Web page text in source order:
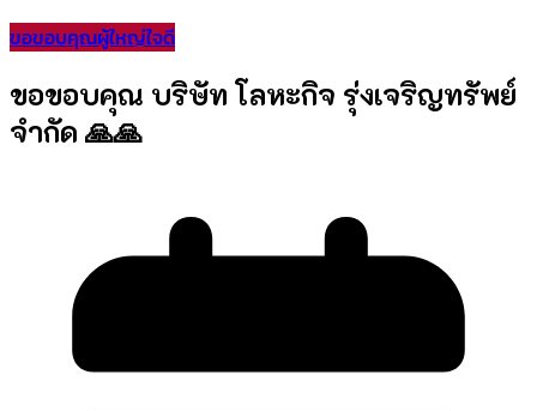
ขอขอบคุณผู้ใหญ่ใจดี
ขอขอบคุณ บริษัท โลหะกิจ รุ่งเจริญทรัพย์
จํากัด 🙏🙏